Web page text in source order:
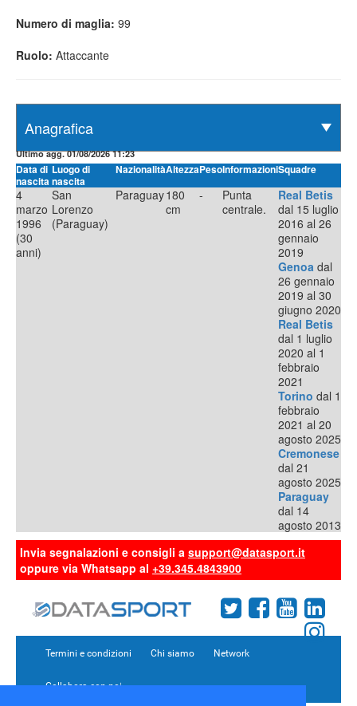
Numero di maglia: 99
Ruolo: Attaccante
Ultimo agg. 01/08/2026 11:23
Data di
nascita
Luogo di
nascita
NazionalitàAltezzaPesoInformazioniSquadre
4
marzo
1996
(30
anni)
San
Lorenzo
(Paraguay)
Paraguay180
cm
-
Punta
centrale.
Real Betis
dal 15 luglio
2016 al 26
gennaio
2019
Genoa dal
26 gennaio
2019 al 30
giugno 2020
Real Betis
dal 1 luglio
2020 al 1
febbraio
2021
Torino dal 1
febbraio
2021 al 20
agosto 2025
Cremonese
dal 21
agosto 2025
Paraguay
dal 14
agosto 2013
Invia segnalazioni e consigli a support@datasport.it
oppure via Whatsapp al +39.345.4843900
Termini e condizioni Chi siamo Network
Collabora con noi